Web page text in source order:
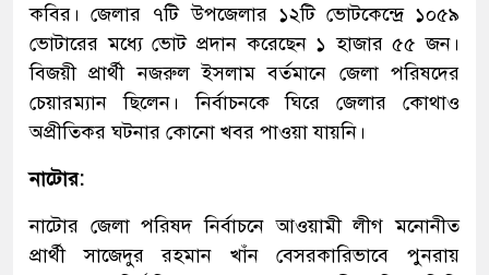
কবির। জেলার ৭টি উপজেলার ১২টি ভোটকেন্দ্রে ১০৫৯
ভোটারের মধ্যে ভোট প্রদান করেছেন ১ হাজার ৫৫ জন।
বিজয়ী প্রার্থী নজরুল ইসলাম বর্তমানে জেলা পরিষদের
চেয়ারম্যান ছিলেন। নির্বাচনকে ঘিরে জেলার কোথাও
অপ্রীতিকর ঘটনার কোনো খবর পাওয়া যায়নি।
নাটোর:
নাটোর জেলা পরিষদ নির্বাচনে আওয়ামী লীগ মনোনীত
প্রার্থী সাজেদুর রহমান খাঁন বেসরকারিভাবে পুনরায়